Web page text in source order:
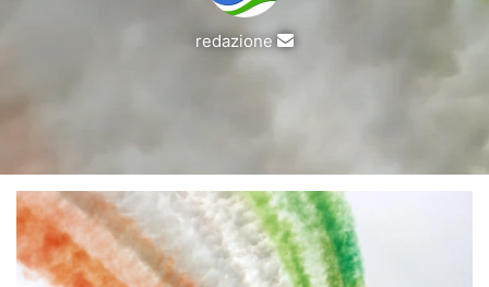
redazione
Invia